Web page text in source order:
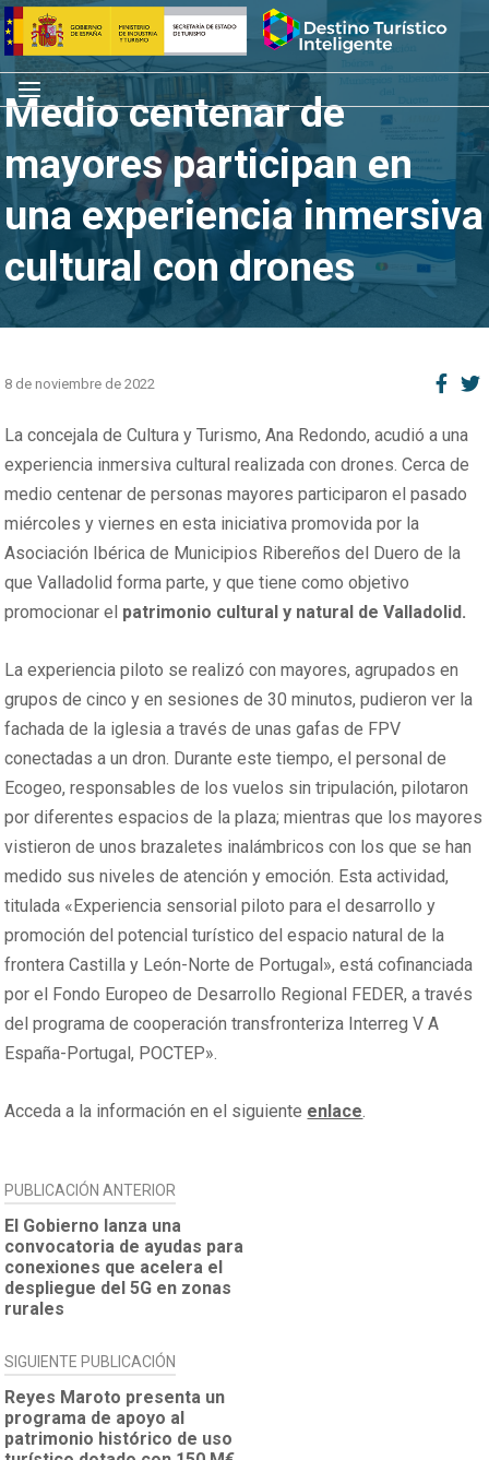
Saltar
al
contenido
Inicio
Menú
Medio centenar de
mayores participan en
una experiencia inmersiva
cultural con drones
8 de noviembre de 2022
La concejala de Cultura y Turismo, Ana Redondo, acudió a una
experiencia inmersiva cultural realizada con drones. Cerca de
medio centenar de personas mayores participaron el pasado
miércoles y viernes en esta iniciativa promovida por la
Asociación Ibérica de Municipios Ribereños del Duero de la
que Valladolid forma parte, y que tiene como objetivo
promocionar el patrimonio cultural y natural de Valladolid.
La experiencia piloto se realizó con mayores, agrupados en
grupos de cinco y en sesiones de 30 minutos, pudieron ver la
fachada de la iglesia a través de unas gafas de FPV
conectadas a un dron. Durante este tiempo, el personal de
Ecogeo, responsables de los vuelos sin tripulación, pilotaron
por diferentes espacios de la plaza; mientras que los mayores
vistieron de unos brazaletes inalámbricos con los que se han
medido sus niveles de atención y emoción. Esta actividad,
titulada «Experiencia sensorial piloto para el desarrollo y
promoción del potencial turístico del espacio natural de la
frontera Castilla y León-Norte de Portugal», está cofinanciada
por el Fondo Europeo de Desarrollo Regional FEDER, a través
del programa de cooperación transfronteriza Interreg V A
España-Portugal, POCTEP».
Acceda a la información en el siguiente enlace.
NAVEGACIÓN
DE
ENTRADAS
PUBLICACIÓN ANTERIOR
El Gobierno lanza una
convocatoria de ayudas para
conexiones que acelera el
despliegue del 5G en zonas
rurales
SIGUIENTE PUBLICACIÓN
Reyes Maroto presenta un
programa de apoyo al
patrimonio histórico de uso